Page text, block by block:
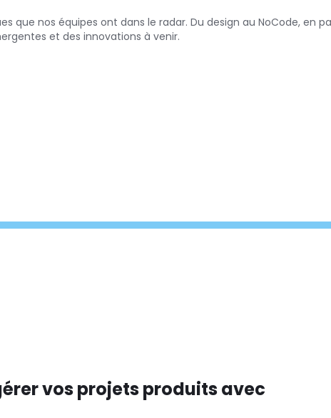
que nos équipes ont dans le radar. Du design au NoCode, en
et des innovations à venir.
vos projets produits avec